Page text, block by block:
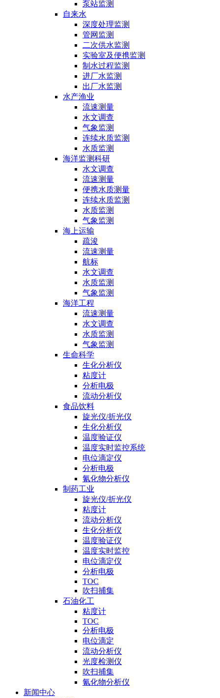
泵站监测
自来水
深度处理监测
管网监测
二次供水监测
实验室及便携监测
制水过程监测
进厂水监测
出厂水监测
水产渔业
流速测量
水文调查
气象监测
连续水质监测
水质监测
海洋监测科研
水文调查
流速测量
便携水质测量
连续水质监测
水质监测
气象监测
海上运输
疏浚
流速测量
航标
水文调查
水质监测
气象监测
海洋工程
流速测量
水文调查
水质监测
气象监测
生命科学
生化分析仪
粘度计
分析电极
流动分析仪
食品饮料
旋光仪/折光仪
生化分析仪
温度验证仪
温度实时监控系统
电位滴定仪
分析电极
氰化物分析仪
制药工业
旋光仪/折光仪
粘度计
流动分析仪
生化分析仪
温度验证仪
温度实时监控
电位滴定仪
分析电极
TOC
吹扫捕集
石油化工
粘度计
TOC
分析电极
电位滴定
流动分析仪
光度检测仪
吹扫捕集
氰化物分析仪
新闻中心